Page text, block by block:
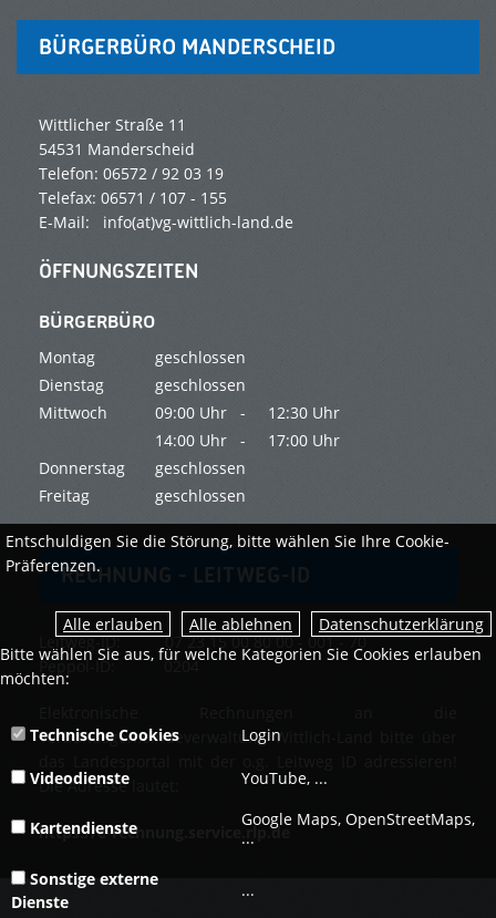
BÜRGERBÜRO MANDERSCHEID
Wittlicher Straße 11
54531 Manderscheid
Telefon: 06572 / 92 03 19
Telefax: 06571 / 107 - 155
E-Mail: info(at)vg-wittlich-land.de
ÖFFNUNGSZEITEN
BÜRGERBÜRO
Montag
geschlossen
Dienstag
geschlossen
Mittwoch
09:00 Uhr - 12:30 Uhr
14:00 Uhr -
17:00 Uhr
Donnerstag
geschlossen
Freitag
geschlossen
RECHNUNG - LEITWEG-ID
Leitweg-ID: 07 23 15 00 80 00 - 001 - 70
Peppol-ID: 0204
Verbandsgemeindeverwaltung Wittlich-Land bitte über
Die Adresse lautet:
https://e-rechnung.service.rlp.de
Entschuldigen Sie die Störung, bitte wählen Sie Ihre Cookie-
Präferenzen.
Datenschutzerklärung
Bitte wählen Sie aus, für welche Kategorien Sie Cookies erlauben
möchten:
Technische Cookies Login
Videodienste YouTube, ...
Kartendienste
Google Maps, OpenStreetMaps,
...
Sonstige externe
Dienste
...